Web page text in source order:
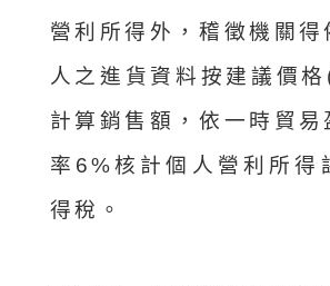
營利所得外，稽徵機關得
人之進貨資料按建議價
計算銷售額，依一時貿易
率6%核計個人營利所得
得稅。